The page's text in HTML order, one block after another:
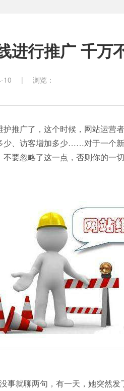
进行推广 千万
10 | 浏览：
推广了，这个时候，网站运营
少、访客增加多少……对于一个
不要忽略了这一点，否则你的
事就聊两句，有一天，她突然